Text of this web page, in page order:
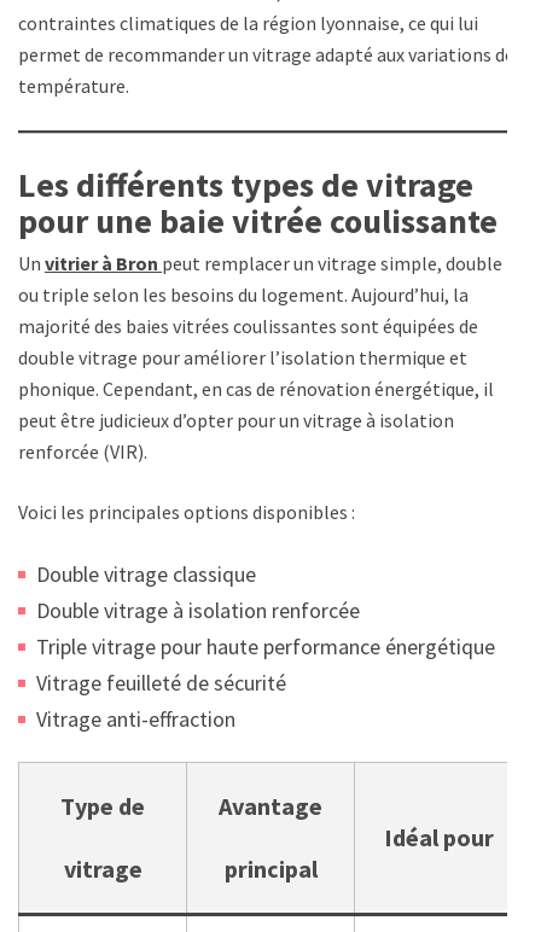
contraintes climatiques de la région lyonnaise, ce qui lui
permet de recommander un vitrage adapté aux variations de
température.
Les différents types de vitrage
pour une baie vitrée coulissante
Un vitrier à Bron peut remplacer un vitrage simple, double
ou triple selon les besoins du logement. Aujourd’hui, la
majorité des baies vitrées coulissantes sont équipées de
double vitrage pour améliorer l’isolation thermique et
phonique. Cependant, en cas de rénovation énergétique, il
peut être judicieux d’opter pour un vitrage à isolation
renforcée (VIR).
Voici les principales options disponibles :
Double vitrage classique
Double vitrage à isolation renforcée
Triple vitrage pour haute performance énergétique
Vitrage feuilleté de sécurité
Vitrage anti-effraction
Type de
vitrage
Avantage
principal
Idéal pour